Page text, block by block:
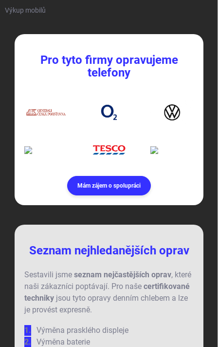
Výkup mobilů
Pro tyto firmy opravujeme
telefony
Mám zájem o spolupráci
Seznam nejhledanějších oprav
Sestavili jsme seznam nejčastějších oprav, které
naši zákazníci poptávají. Pro naše certifikované
techniky jsou tyto opravy denním chlebem a lze
je provést expresně.
Výměna prasklého displeje
Výměna baterie